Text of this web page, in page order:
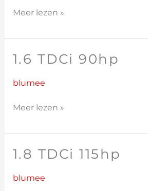
Meer lezen »
1.6 TDCi 90hp
blumee
1.6
90hp
Meer lezen »
1.8 TDCi 115hp
blumee
1.8
115hp